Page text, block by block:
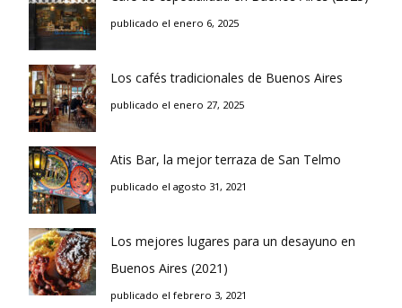
publicado el enero 6, 2025
Los cafés tradicionales de Buenos Aires
publicado el enero 27, 2025
Atis Bar, la mejor terraza de San Telmo
publicado el agosto 31, 2021
Los mejores lugares para un desayuno en
Buenos Aires (2021)
publicado el febrero 3, 2021